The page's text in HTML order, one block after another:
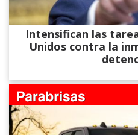
Intensifican las
Unidos contra la